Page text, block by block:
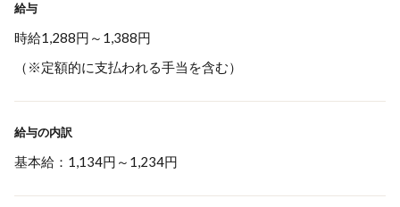
給与
時給1,288円～1,388円
（※定額的に支払われる手当を含む）
給与の内訳
基本給：1,134円～1,234円